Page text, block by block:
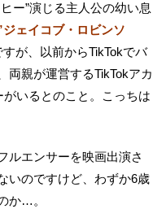
ー”演じる主人公の幼い息
ジェイコブ・ロビンソ
が、以前からTikTokでバ
両親が運営するTikTokアカ
いるとのこと。こっちは
ルエンサーを映画出演さ
いのですけど、わずか6歳
か…。